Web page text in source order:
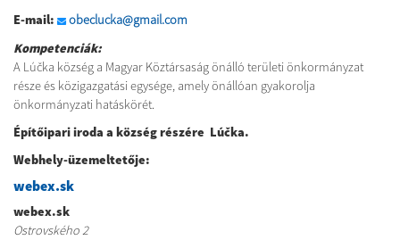
E-mail:
obeclucka@gmail.com
Kompetenciák:
A Lúčka község a Magyar Köztársaság önálló területi önkormányzat
része és közigazgatási egysége, amely önállóan gyakorolja
önkormányzati hatáskörét.
Építőipari iroda a község részére Lúčka.
Webhely-üzemeltetője:
webex.sk
webex.sk
Ostrovského 2